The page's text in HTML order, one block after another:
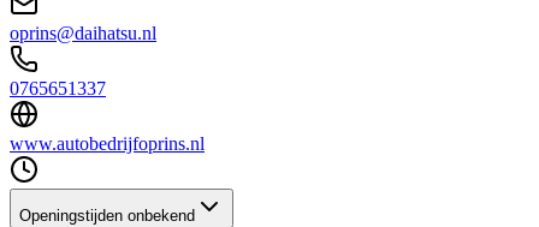
oprins@daihatsu.nl
0765651337
www.autobedrijfoprins.nl
Openingstijden onbekend